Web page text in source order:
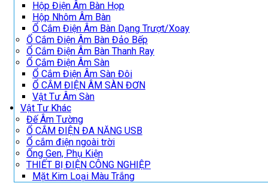
Hộp Điện Âm Bàn Họp
Hộp Nhôm Âm Bàn
Ổ Cắm Điện Âm Bàn Dạng Trượt/Xoay
Ổ Cắm Điện Âm Bàn Đảo Bếp
Ổ Cắm Điện Âm Bàn Thanh Ray
Ổ Cắm Điện Âm Sàn
Ổ Cắm Điện Âm Sàn Đôi
Ổ CẮM ĐIỆN ÂM SÀN ĐƠN
Vật Tư Âm Sàn
Vật Tư Khác
Đế Âm Tường
Ổ CẮM ĐIỆN ĐA NĂNG USB
Ổ cắm điện ngoài trời
Ống Gen, Phụ Kiện
THIẾT BỊ ĐIỆN CÔNG NGHIỆP
Mặt Kim Loại Màu Trắng